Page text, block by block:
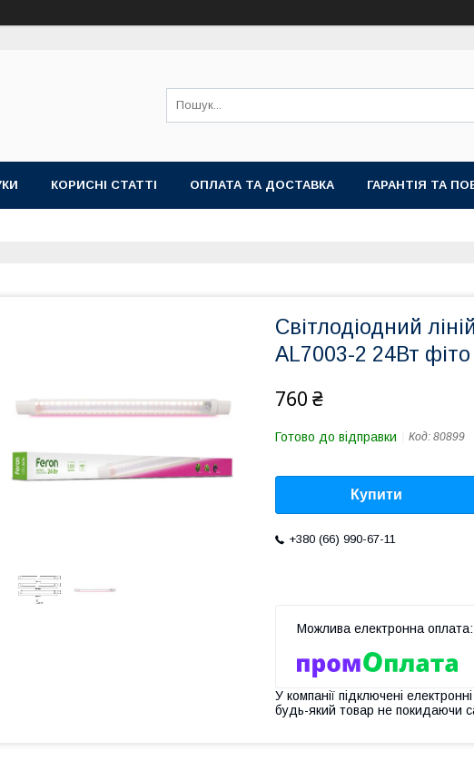
КОРИСНІ СТАТТІ ОПЛАТА ТА ДОСТАВКА ГАРАНТІЯ ТА
Світлодіодний
AL7003-2 24Вт фіто
760 ₴
Готово до відправки Код: 80899
Купити
+380 (66) 990-67-11
У компанії підключені
будь-який товар не покидаючи